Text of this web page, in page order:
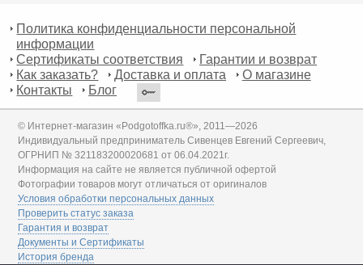
Политика конфиденциальности персональной
информации
Сертификаты соответствия
Гарантии и возврат
Как заказать?
Доставка и оплата
О магазине
Контакты
Блог
© Интернет-магазин «Podgotoffka.ru®», 2011—2026
Индивидуальный предприниматель Сивенцев Евгений Сергеевич,
ОГРНИП № 321183200020681 от 06.04.2021г.
Информация на сайте не является публичной офертой
Фотографии товаров могут отличаться от оригиналов
Условия обработки персональных данных
Проверить статус заказа
Гарантия и возврат
Документы и Сертификаты
История бренда